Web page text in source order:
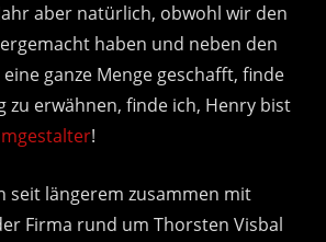
aber natürlich, obwohl wir den
haben und neben den
ganze Menge geschafft, finde
zu erwähnen, finde ich, Henry bist
!
seit längerem zusammen mit
Firma rund um Thorsten Visbal